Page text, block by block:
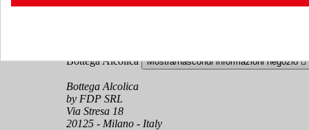
Bottega Alcolica Mostra/nascondi informazioni negozio
Bottega Alcolica
by FDP SRL
Via Stresa 18
20125 - Milano - Italy